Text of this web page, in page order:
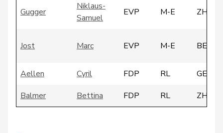
Gugger
Niklaus-
Samuel
EVP M-E ZH
Jost Marc EVP M-E BE
Aellen Cyril FDP RL
GE
Balmer
Bettina FDP RL
ZH